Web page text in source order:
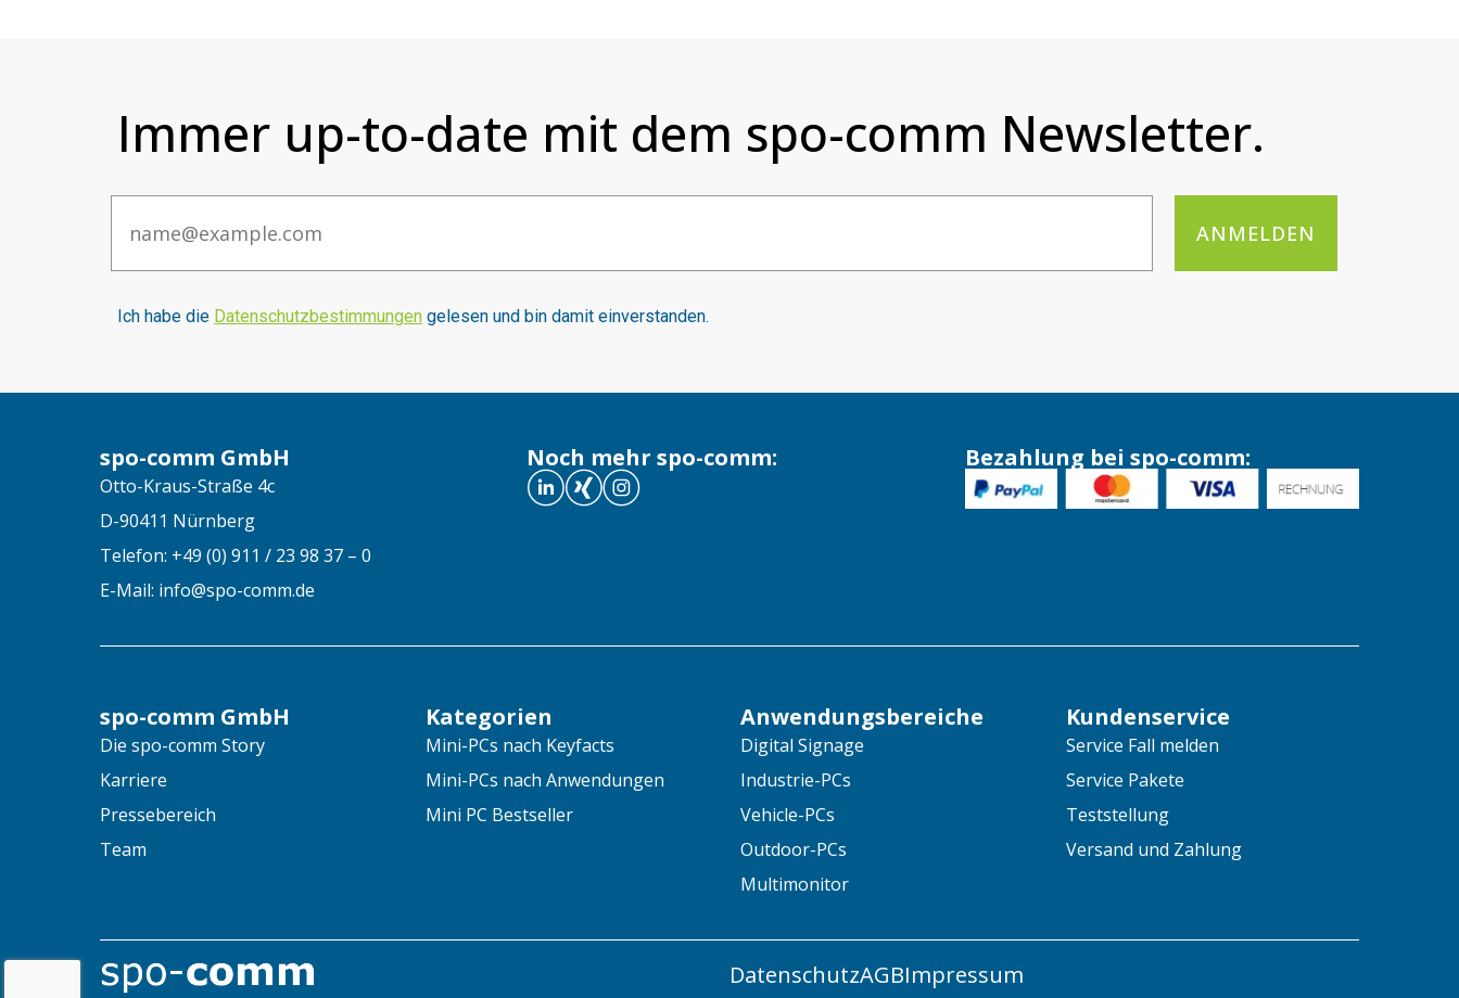
Immer up-to-date mit dem spo-comm Newsletter.
ANMELDEN
Ich habe die Datenschutzbestimmungen gelesen und bin damit einverstanden.
spo-comm GmbH
Otto-Kraus-Straße 4c
D-90411 Nürnberg
Telefon: +49 (0) 911 / 23 98 37 – 0
E-Mail: info@spo-comm.de
Noch mehr spo-comm: Bezahlung bei spo-comm:
spo-comm GmbH
Die spo-comm Story
Karriere
Pressebereich
Team
Kategorien
Mini-PCs nach Keyfacts
Mini-PCs nach Anwendungen
Mini PC Bestseller
Anwendungsbereiche
Digital Signage
Industrie-PCs
Vehicle-PCs
Outdoor-PCs
Multimonitor
Kundenservice
Service Fall melden
Service Pakete
Teststellung
Versand und Zahlung
DatenschutzAGBImpressum